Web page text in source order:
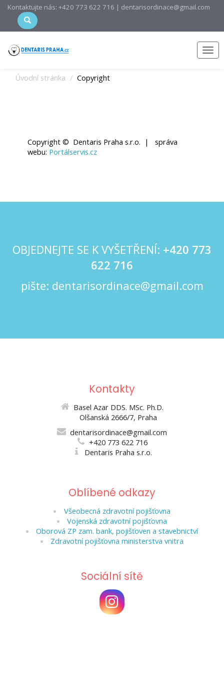
Kontaktujte nás: +420 773 622 716 | dentarisordinace@gmail.com
Úvodní stránka Copyright
Copyright © Dentaris Praha s.r.o. | správa
webu: Portálservis.cz
OBJEDNEJTE SE K VYŠETŘENÍ: +420 773
622 716
pište: dentarisordinace@gmail.com
Kontakty
Basel Azar DDS. MSc. Ph.D.
Olšanská 2666/7, Praha
dentarisordinace@gmail.com
+420 773 622 716
Dentaris Praha s.r.o.
Oblíbené odkazy
Všeobecná zdravotní pojišťovna
Vojenská zdravotní pojišťovna
Oborová ZP zam. bank, pojišťoven a stavebnictví
Zdravotní pojišťovna ministerstva vnitra
Sociální sítě